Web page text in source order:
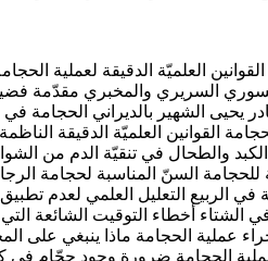
العلميّة الدقيقة لعملية
السريري والمخبري مقدّمة
يحيى الشهير بالديراني
القوانين العلميّة الدقيقة
الكبد والطحال في تنقيّة الدم من
للحجامة السنّ المناسبة لحجامة
في الربيع التعليل العلمي لعدم
في الشتاء أخطاء التوقيت الشائعة
عملية الحجامة ماذا ينبغي
الحجامة ضرورة وجود حجّام في كلّ